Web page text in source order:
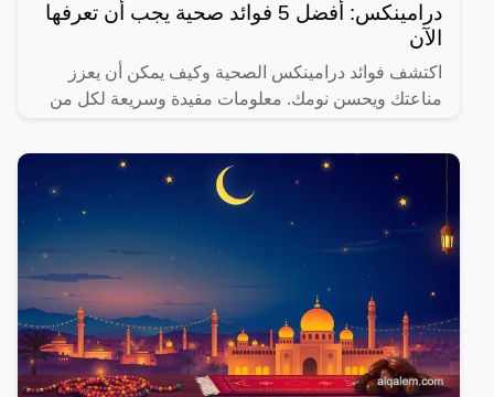
درامينكس: أفضل 5 فوائد صحية يجب أن تعرفها
الآن
اكتشف فوائد درامينكس الصحية وكيف يمكن أن يعزز
مناعتك ويحسن نومك. معلومات مفيدة وسريعة لكل من